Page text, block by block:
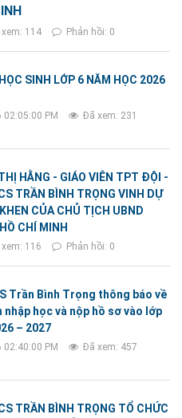
114 Phản hồi: 0
SINH LỚP 6 NĂM HỌC 2026
PM
Đã xem: 231
HẰNG - GIÁO VIÊN TPT ĐỘI -
TRẦN BÌNH TRỌNG VINH DỰ
CỦA CHỦ TỊCH UBND
CHÍ MINH
116 Phản hồi: 0
Trần Bình Trọng thông báo về
nhập học và nộp hồ sơ vào lớp
– 2027
PM
Đã xem: 457
TRẦN BÌNH TRỌNG TỔ CHỨC